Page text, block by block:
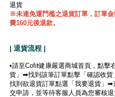
退貨
※未達免運門檻之退貨訂單，訂單
費160元後退款。
| 退貨流程 |
•請至Cofit健康嚴選商城首頁，點
貨」➡找到該筆訂單點擊「確認收
找到欲退貨訂單點選「我要退貨」
交申請，並等待客服人員為您審核退